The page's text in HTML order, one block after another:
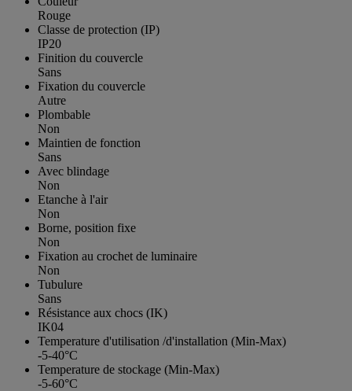
Rouge
Classe de protection (IP)
IP20
Finition du couvercle
Sans
Fixation du couvercle
Autre
Plombable
Non
Maintien de fonction
Sans
Avec blindage
Non
Etanche à l'air
Non
Borne, position fixe
Non
Fixation au crochet de luminaire
Non
Tubulure
Sans
Résistance aux chocs (IK)
IK04
Temperature d'utilisation /d'installation (Min-Max)
-5-40°C
Temperature de stockage (Min-Max)
-5-60°C